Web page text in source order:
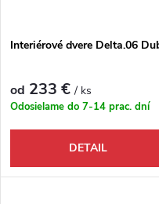
Interiérové dvere Delta.06
od 233 €/ ks
Odosielame do 7-14 prac. dní
DETAIL